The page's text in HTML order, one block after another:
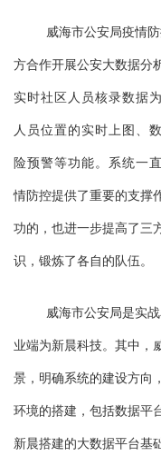
威海市公安局疫情
方合作开展公安大数据分
实时社区人员核录数据
人员位置的实时上图、
险预警等功能。系统一
情防控提供了重要的支撑
功的，也进一步提高了三
识，锻炼了各自的队伍。
威海市公安局是实
业端为新晨科技。其中，
景，明确系统的建设方向
环境的搭建，包括数据平
新晨搭建的大数据平台基